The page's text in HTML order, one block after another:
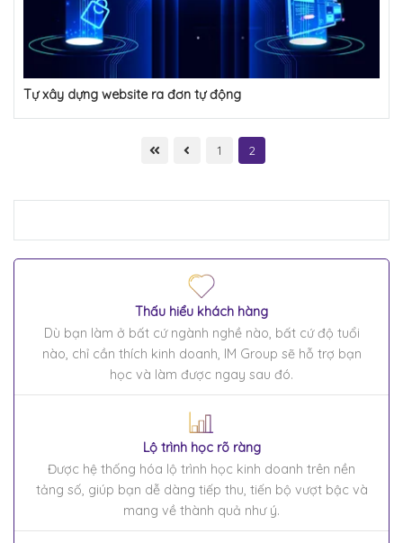
Tự xây dựng website ra đơn tự động
1 2
Thấu hiểu khách hàng
Dù bạn làm ở bất cứ ngành nghề nào, bất cứ độ tuổi
nào, chỉ cần thích kinh doanh, IM Group sẽ hỗ trợ bạn
học và làm được ngay sau đó.
Lộ trình học rõ ràng
Được hệ thống hóa lộ trình học kinh doanh trên nền
tảng số, giúp bạn dễ dàng tiếp thu, tiến bộ vượt bậc và
mang về thành quả như ý.